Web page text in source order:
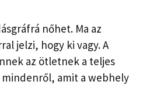
nőhet. Ma az
jelzi, hogy ki vagy. A
az ötletnek a teljes
amit a webhely